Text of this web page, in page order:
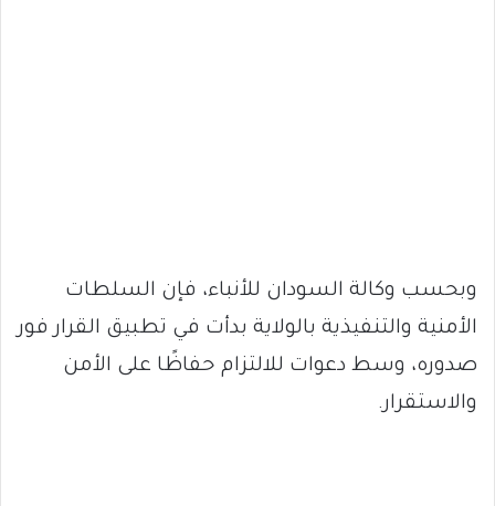
وبحسب وكالة السودان للأنباء، فإن السلطات
الأمنية والتنفيذية بالولاية بدأت في تطبيق القرار فور
صدوره، وسط دعوات للالتزام حفاظًا على الأمن
والاستقرار.